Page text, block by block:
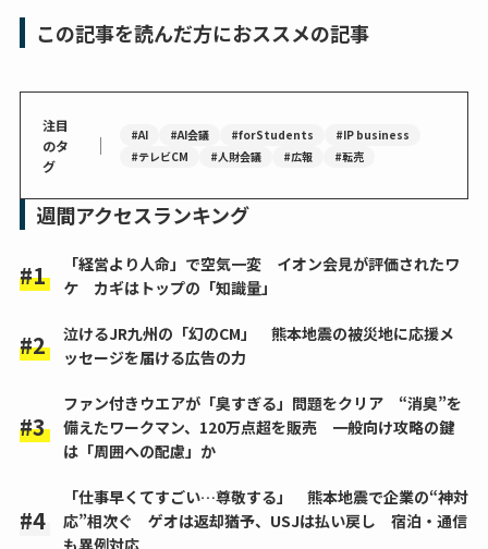
この記事を読んだ方におススメの記事
注目
のタ
グ
｜ #AI #AI会議 #forStudents
#IP business
#テレビCM
#人財会議 #広報 #転売
週間アクセスランキング
「経営より人命」で空気一変 イオン会見が評価されたワ
ケ カギはトップの「知識量」
泣けるJR九州の「幻のCM」 熊本地震の被災地に応援メ
ッセージを届ける広告の力
ファン付きウエアが「臭すぎる」問題をクリア “消臭”を
備えたワークマン、120万点超を販売 一般向け攻略の鍵
は「周囲への配慮」か
「仕事早くてすごい…尊敬する」 熊本地震で企業の“神対
応”相次ぐ ゲオは返却猶予、USJは払い戻し 宿泊・通信